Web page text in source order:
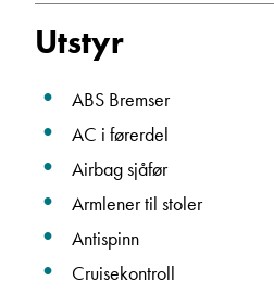
Utstyr
ABS Bremser
AC i førerdel
Airbag sjåfør
Armlener til stoler
Antispinn
Cruisekontroll